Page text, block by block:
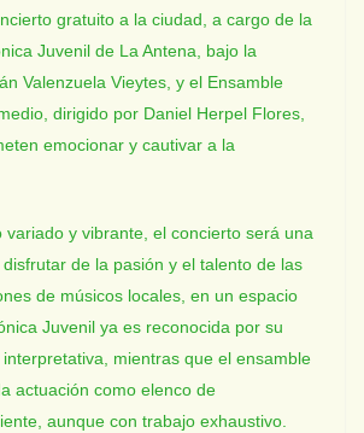
gratuito a la ciudad, a cargo de la
Juvenil de La Antena, bajo la
Valenzuela Vieytes, y el Ensamble
dirigido por Daniel Herpel Flores,
emocionar y cautivar a la
variado y vibrante, el concierto será una
de la pasión y el talento de las
de músicos locales, en un espacio
Juvenil ya es reconocida por su
mientras que el ensamble
actuación como elenco de
aunque con trabajo exhaustivo.